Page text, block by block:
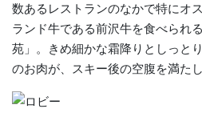
数あるレストランのなかで特にオ
ランド牛である前沢牛を食べられ
苑」。きめ細かな霜降りとしっと
のお肉が、スキー後の空腹を満た